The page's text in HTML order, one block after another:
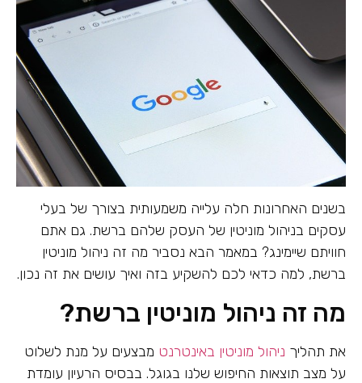
בשנים האחרונות חלה עלייה משמעותית בצורך של בעלי
עסקים בניהול מוניטין של העסק שלהם ברשת. גם אתם
חוויתם שיימינג? במאמר הבא נסביר מה זה ניהול מוניטין
ברשת, למה כדאי לכם להשקיע בזה ואיך עושים את זה נכון.
מה זה ניהול מוניטין ברשת?
את תהליך ניהול מוניטין באינטרנט מבצעים על מנת לשלוט
על מצב תוצאות החיפוש שלנו בגוגל. בבסיס הרעיון עומדת